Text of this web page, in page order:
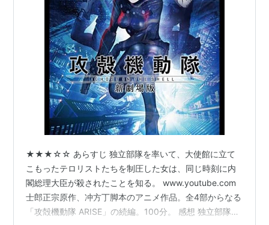
★★★☆☆ あらすじ 独立部隊を率いて、大使館に立て
こもったテロリストたちを制圧した女は、同じ時刻に内
閣総理大臣が殺されたことを知る。 www.youtube.com
士郎正宗原作、冲方丁脚本のアニメ作品。全4部からなる
「攻殻機動隊 ARISE」の続編。100分。 感想 独立部隊を